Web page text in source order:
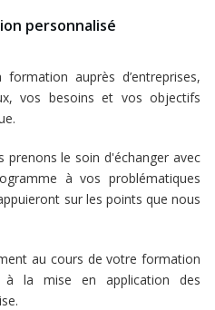
personnalisé
auprès d’entreprises,
vos besoins et vos objectifs
le soin d'échanger avec
à vos problématiques
sur les points que nous
au cours de votre formation
à la mise en application des